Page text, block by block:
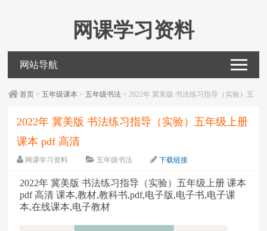
网课学习资料
网站导航
首页 >五年级课本 >五年级书法 > 2022年 冀美版 书法练习指导（实验）五
2022年 冀美版 书法练习指导（实验）五年级上册
课本 pdf 高清
网课学习资料 五年级书法
下载链接
2022年 冀美版 书法练习指导（实验）五年级上册 课本
pdf 高清 课本,教材,教科书,pdf,电子版,电子书,电子课
本,在线课本,电子教材